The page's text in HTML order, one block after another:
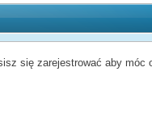
się zarejestrować aby